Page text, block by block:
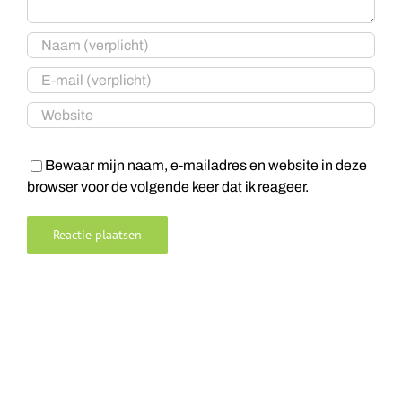
Bewaar mijn naam, e-mailadres en website in deze
browser voor de volgende keer dat ik reageer.